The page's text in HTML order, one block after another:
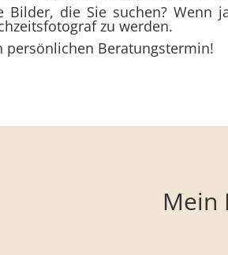
Bilder, die Sie suchen? Wenn
zu werden.
persönlichen Beratungstermin!
Mein